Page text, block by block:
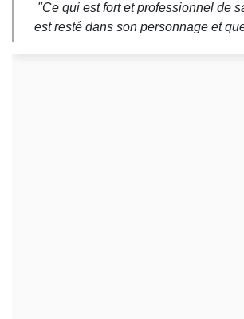
"Ce qui est fort et professionnel de
est resté dans son personnage et